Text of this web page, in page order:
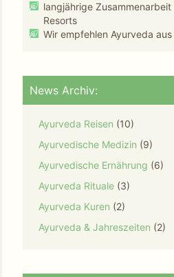
langjährige
Resorts
Wir empfehlen Ayurveda
News Archiv:
Ayurveda Reisen (10)
Ayurvedische Medizin (9)
Ayurvedische Ernährung (6)
Ayurveda Rituale (3)
Ayurveda Kuren (2)
Ayurveda & Jahreszeiten (2)